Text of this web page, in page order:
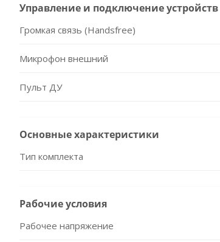
Управление и подключение устройств
Громкая связь (Handsfree)
Микрофон внешний
Пульт ДУ
Основные характеристики
Тип комплекта
Рабочие условия
Рабочее напряжение